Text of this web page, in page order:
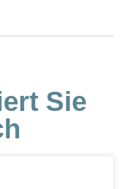
Sie